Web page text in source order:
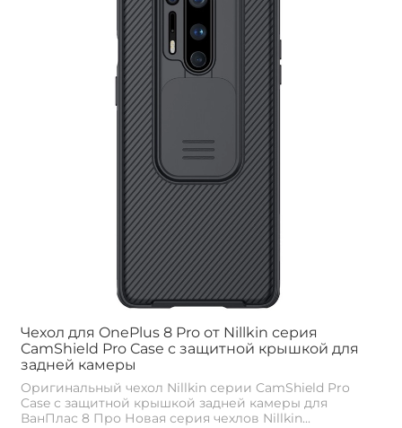
Чехол для OnePlus 8 Pro от Nillkin серия
CamShield Pro Case с защитной крышкой для
задней камеры
Оригинальный чехол Nillkin серии CamShield Pro
Case с защитной крышкой задней камеры для
ВанПлас 8 Про Новая серия чехлов Nillkin...